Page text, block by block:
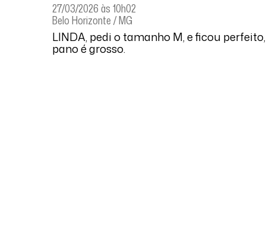
27/03/2026 às 10h02
Belo Horizonte / MG
LINDA, pedi o tamanho M, e ficou
pano é grosso.